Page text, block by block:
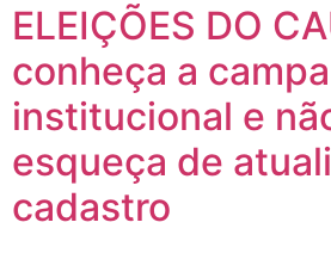
ELEIÇÕES DO
conheça a
institucional e
esqueça de
cadastro